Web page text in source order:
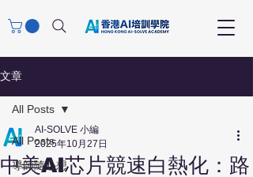
文章
All Posts
導師隨心想
All Posts
中美AI芯片競速白熱化：路
AI-SOLVE 小編
2025年10月27日